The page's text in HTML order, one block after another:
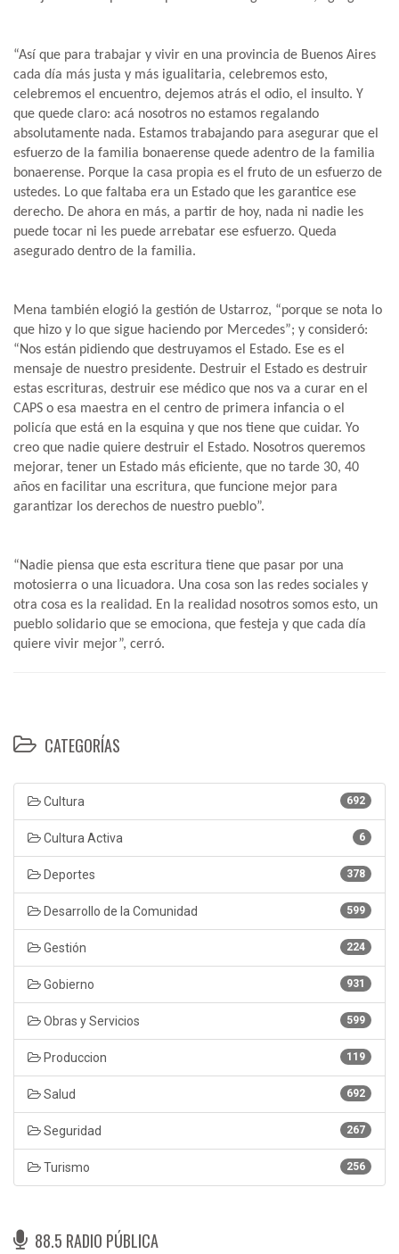
“Así que para trabajar y vivir en una provincia de Buenos Aires
cada día más justa y más igualitaria, celebremos esto,
celebremos el encuentro, dejemos atrás el odio, el insulto. Y
que quede claro: acá nosotros no estamos regalando
absolutamente nada. Estamos trabajando para asegurar que el
esfuerzo de la familia bonaerense quede adentro de la familia
bonaerense. Porque la casa propia es el fruto de un esfuerzo de
ustedes. Lo que faltaba era un Estado que les garantice ese
derecho. De ahora en más, a partir de hoy, nada ni nadie les
puede tocar ni les puede arrebatar ese esfuerzo. Queda
asegurado dentro de la familia.
Mena también elogió la gestión de Ustarroz, “porque se nota lo
que hizo y lo que sigue haciendo por Mercedes”; y consideró:
“Nos están pidiendo que destruyamos el Estado. Ese es el
mensaje de nuestro presidente. Destruir el Estado es destruir
estas escrituras, destruir ese médico que nos va a curar en el
CAPS o esa maestra en el centro de primera infancia o el
policía que está en la esquina y que nos tiene que cuidar. Yo
creo que nadie quiere destruir el Estado. Nosotros queremos
mejorar, tener un Estado más eficiente, que no tarde 30, 40
años en facilitar una escritura, que funcione mejor para
garantizar los derechos de nuestro pueblo”.
“Nadie piensa que esta escritura tiene que pasar por una
motosierra o una licuadora. Una cosa son las redes sociales y
otra cosa es la realidad. En la realidad nosotros somos esto, un
pueblo solidario que se emociona, que festeja y que cada día
quiere vivir mejor”, cerró.
CATEGORÍAS
692
Cultura
6
Cultura Activa
378
Deportes
599
Desarrollo de la Comunidad
224
Gestión
931
Gobierno
599
Obras y Servicios
119
Produccion
692
Salud
267
Seguridad
256
Turismo
88.5 RADIO PÚBLICA